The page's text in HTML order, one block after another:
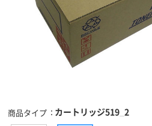
商品タイプ カートリッジ519_2